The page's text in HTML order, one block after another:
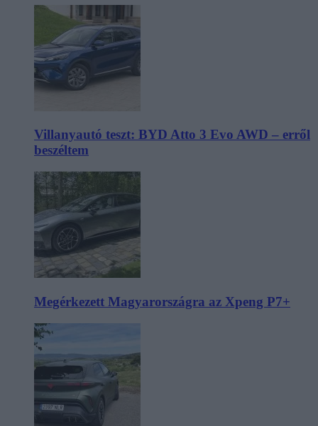
Villanyautó teszt: BYD Atto 3 Evo AWD – erről
beszéltem
Megérkezett Magyarországra az Xpeng P7+